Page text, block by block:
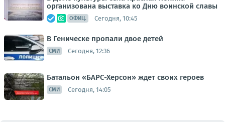
организована выставка ко Дню воинской славы
ОФИЦ. Сегодня, 10:45
В Геническе пропали двое детей
СМИ Сегодня, 12:36
Батальон «БАРС-Херсон» ждет своих героев
СМИ Сегодня, 14:05